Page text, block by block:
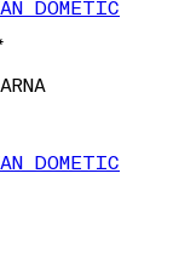
DOMETIC
DOMETIC